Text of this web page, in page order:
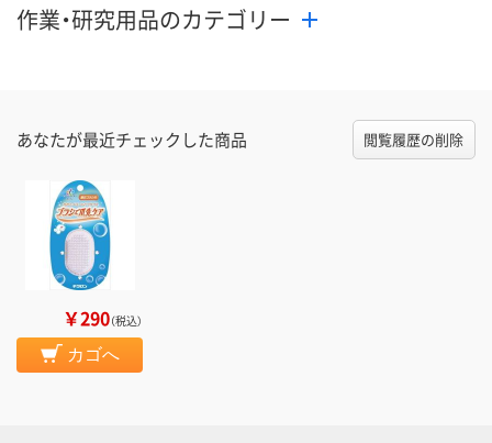
作業・研究用品のカテゴリー
あなたが最近チェックした商品 閲覧履歴の削除
￥290（税込）
カゴへ